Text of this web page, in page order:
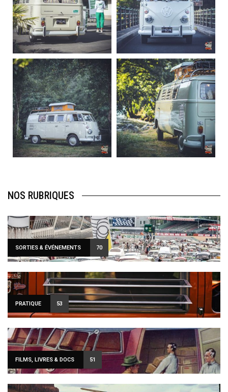
Sep 10
220
4
Août 10
177
0
becombi
Août 10
120
0
becombi
Août 10
108
0
NOS RUBRIQUES
SORTIES & ÉVÉNEMENTS 70
PRATIQUE 53
FILMS, LIVRES & DOCS 51